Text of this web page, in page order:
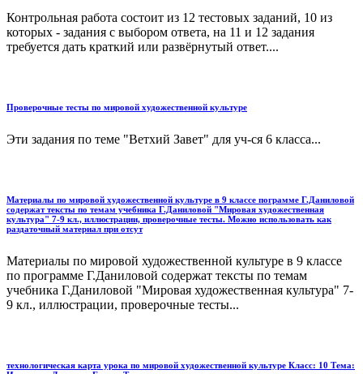
Контрольная работа состоит из 12 тестовых заданий, 10 из
которых - задания с выбором ответа, на 11 и 12 задания
требуется дать краткий или развёрнутый ответ....
Проверочные тесты по мировой художественной культуре
Эти задания по теме "Ветхий Завет" для уч-ся 6 класса...
Материалы по мировой художественной культуре в 9 классе пограмме Г.Даниловой
содержат тексты по темам учебника Г.Даниловой "Мировая художественная
культура" 7-9 кл., иллюстрации, проверочные тесты. Можно использовать как
раздаточный материал при отсут
Материалы по мировой художественной культуре в 9 классе
по программе Г.Даниловой содержат тексты по темам
учебника Г.Даниловой "Мировая художественная культура" 7-
9 кл., иллюстрации, проверочные тесты...
технологическая карта урока по мировой художественной культуре Класс: 10 Тема: